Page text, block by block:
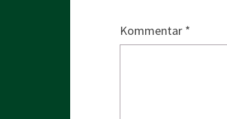
Kommentar *